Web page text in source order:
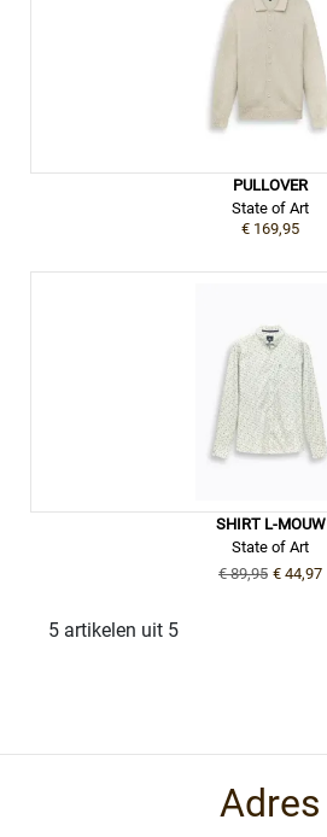
PULLOVER
State of Art
€ 169,95
SHIRT L-MOUW
State of Art
€ 89,95 € 44,97
5 artikelen uit 5
Adres